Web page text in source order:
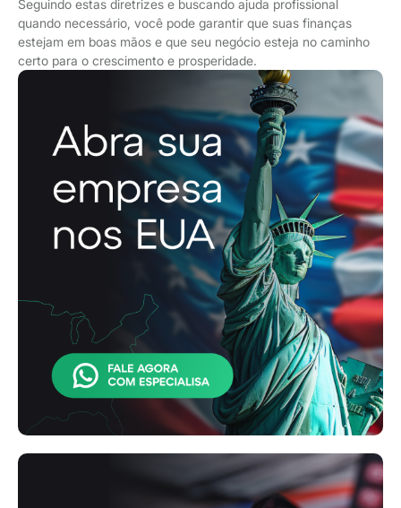
Seguindo estas diretrizes e buscando ajuda profissional
quando necessário, você pode garantir que suas finanças
estejam em boas mãos e que seu negócio esteja no caminho
certo para o crescimento e prosperidade.